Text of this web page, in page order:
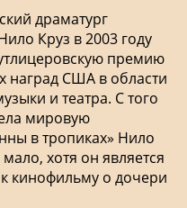
драматург
Круз в 2003 году
премию
наград США в области
и театра. С того
мировую
в тропиках» Нило
хотя он является
кинофильму о дочери